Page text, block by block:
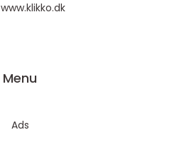
www.klikko.dk
Menu
Ads